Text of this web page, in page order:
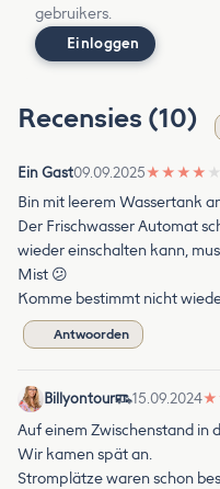
gebruikers.
Einloggen
Recensies (10)
Ein Gast09.09.2025★ ★ ★ ★ ★
Bin mit leerem Wassertank
Der Frischwasser Automat
wieder einschalten kann,
Mist 😕
Komme bestimmt nicht
Antwoorden
Billyontour 15.09.2024★
Auf einem Zwischenstand in
Wir kamen spät an.
Stromplätze waren schon